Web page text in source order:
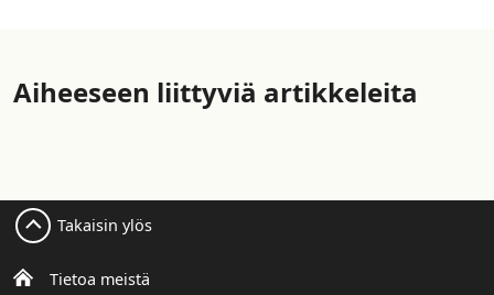
Aiheeseen liittyviä artikkeleita
Tietoa meistä
Takaisin ylös